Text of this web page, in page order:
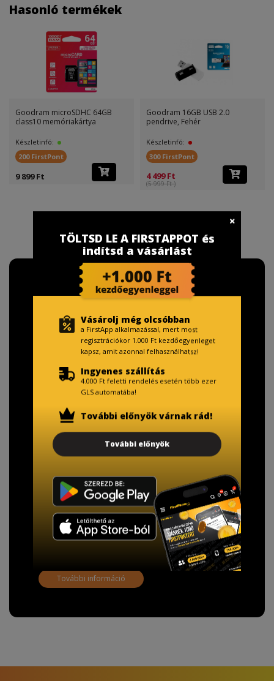
Hasonló termékek
Goodram microSDHC 64GB
class10 memóriakártya
Készletinfó:
200 FirstPont
9 899 Ft
Goodram 16GB USB 2.0
pendrive, Fehér
Készletinfó:
300 FirstPont
4 499 Ft
(5 999 Ft )
TISZTELT VÁSÁRLÓNK!
adatainak biztonsága érdekében!
A Kormány döntése alapján a kereskedő minden tartós
adathordozó termék vásárlásakor köteles ingyenes
adattörlő kódot biztosítani.
További információ
TÖLTSD LE A FIRSTAPPOT és
indítsd a vásárlást
Vásárolj még olcsóbban
a FirstApp alkalmazással, mert most
regisztrációkor 1.000 Ft kezdőegyenleget
kapsz, amit azonnal felhasználhatsz!
Ingyenes szállítás
4.000 Ft feletti rendelés esetén több ezer
GLS automatába!
További előnyök várnak rád!
További előnyök